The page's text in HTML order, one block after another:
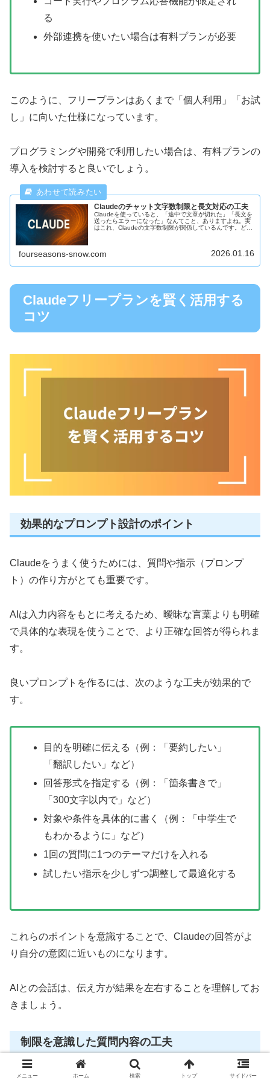
る
外部連携を使いたい場合は有料プランが必要
このように、フリープランはあくまで「個人利用」「お試
し」に向いた仕様になっています。
プログラミングや開発で利用したい場合は、有料プランの
導入を検討すると良いでしょう。
Claudeのチャット文字数制限と長文対応の工夫
Claudeを使っていると、「途中で文章が切れた」「長文を
送ったらエラーになった」なんてこと、ありますよね。実
はこれ、Claudeの文字数制限が関係しているんです。どれ
fourseasons-snow.com 2026.01.16
Claudeフリープランを賢く活用する
コツ
効果的なプロンプト設計のポイント
Claudeをうまく使うためには、質問や指示（プロンプ
ト）の作り方がとても重要です。
AIは入力内容をもとに考えるため、曖昧な言葉よりも明確
で具体的な表現を使うことで、より正確な回答が得られま
す。
良いプロンプトを作るには、次のような工夫が効果的で
す。
目的を明確に伝える（例：「要約したい」
「翻訳したい」など）
回答形式を指定する（例：「箇条書きで」
「300文字以内で」など）
対象や条件を具体的に書く（例：「中学生で
もわかるように」など）
1回の質問に1つのテーマだけを入れる
試したい指示を少しずつ調整して最適化する
これらのポイントを意識することで、Claudeの回答がよ
り自分の意図に近いものになります。
AIとの会話は、伝え方が結果を左右することを理解してお
きましょう。
制限を意識した質問内容の工夫
メニュー ホーム 検索 トップ サイドバー